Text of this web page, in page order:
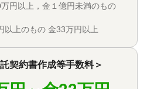
円以上，金１億円未満のもの
以上のもの 金33万円以上
契約書作成等手数料＞